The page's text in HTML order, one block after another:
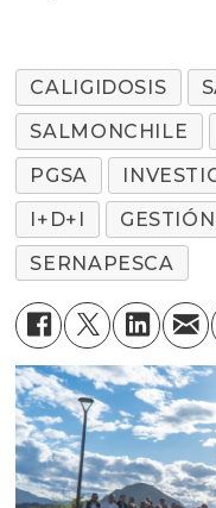
CALIGIDOSIS
SALMONCHILE
PGSA
I+D+I
SERNAPESCA